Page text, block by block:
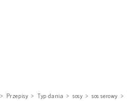
Przepisy Typ dania sosy sos serowy